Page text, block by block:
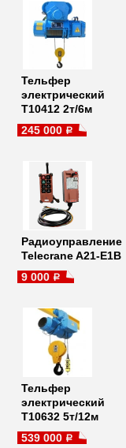
Тельфер
электрический
Т10412 2т/6м
245 000 a
Радиоуправление
Telecrane A21-E1B
9 000 a
Тельфер
электрический
Т10632 5т/12м
539 000 a